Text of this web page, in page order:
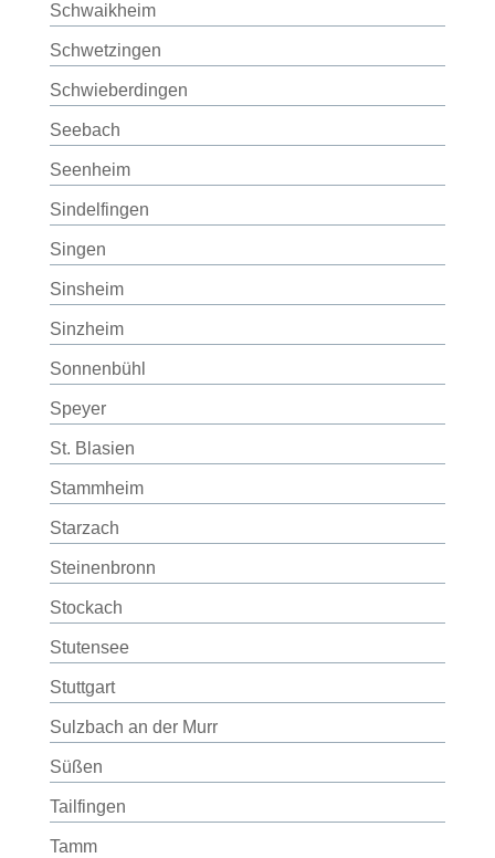
Schwaikheim
Schwetzingen
Schwieberdingen
Seebach
Seenheim
Sindelfingen
Singen
Sinsheim
Sinzheim
Sonnenbühl
Speyer
St. Blasien
Stammheim
Starzach
Steinenbronn
Stockach
Stutensee
Stuttgart
Sulzbach an der Murr
Süßen
Tailfingen
Tamm